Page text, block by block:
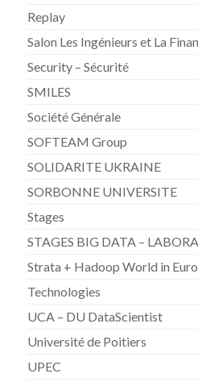
Replay
Salon Les Ingénieurs et La
Security – Sécurité
SMILES
Société Générale
SOFTEAM Group
SOLIDARITE UKRAINE
SORBONNE UNIVERSITE
Stages
STAGES BIG DATA –
Strata + Hadoop World in
Technologies
UCA – DU DataScientist
Université de Poitiers
UPEC